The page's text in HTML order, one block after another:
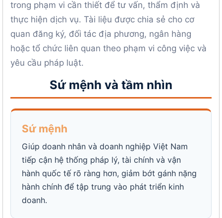
trong phạm vi cần thiết để tư vấn, thẩm định và
thực hiện dịch vụ. Tài liệu được chia sẻ cho cơ
quan đăng ký, đối tác địa phương, ngân hàng
hoặc tổ chức liên quan theo phạm vi công việc và
yêu cầu pháp luật.
Sứ mệnh và tầm nhìn
Sứ mệnh
Giúp doanh nhân và doanh nghiệp Việt Nam
tiếp cận hệ thống pháp lý, tài chính và vận
hành quốc tế rõ ràng hơn, giảm bớt gánh nặng
hành chính để tập trung vào phát triển kinh
doanh.